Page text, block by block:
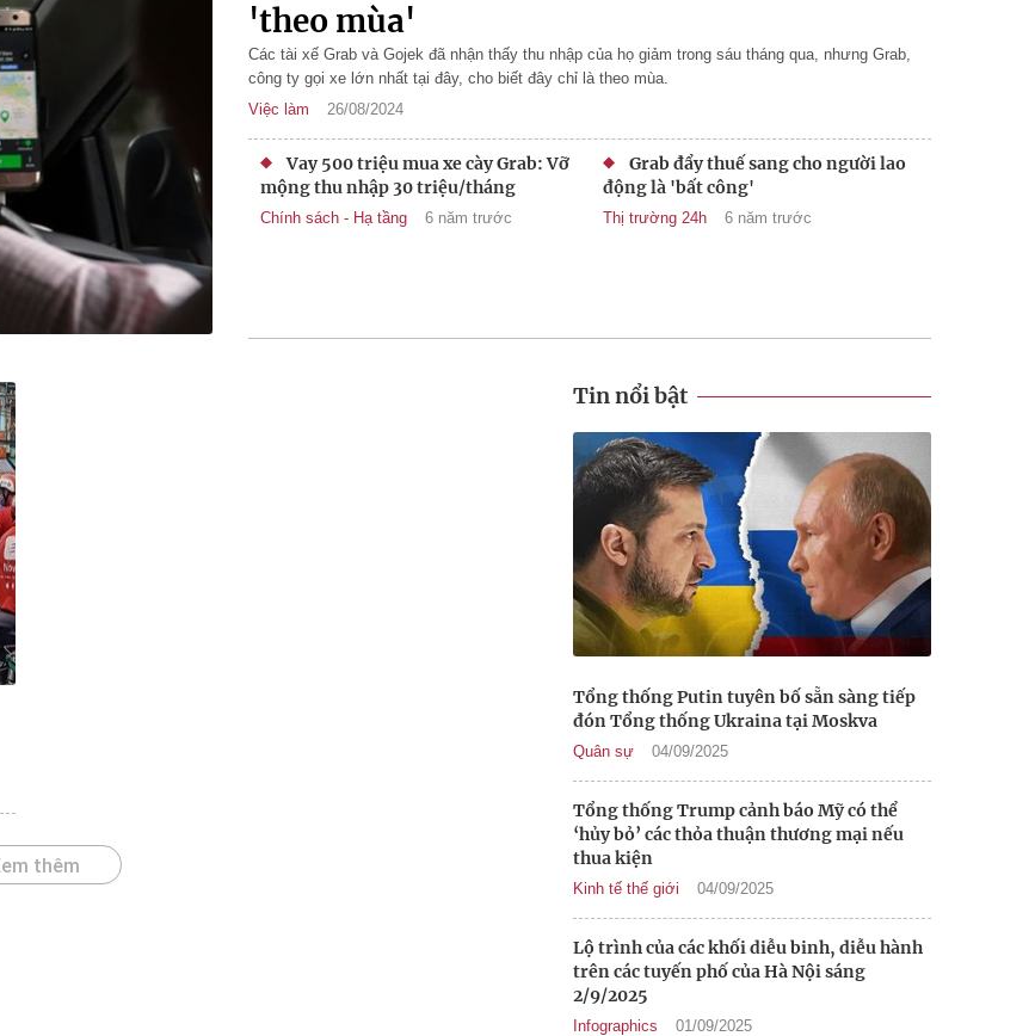
'theo mùa'
Các tài xế Grab và Gojek đã nhận thấy thu nhập của họ giảm trong sáu tháng qua, nhưng Grab,
công ty gọi xe lớn nhất tại đây, cho biết đây chỉ là theo mùa.
Việc làm
26/08/2024
Vay 500 triệu mua xe cày Grab: Vỡ
mộng thu nhập 30 triệu/tháng
Chính sách - Hạ tầng 6 năm trước
Grab đẩy thuế sang cho người lao
động là 'bất công'
Thị trường 24h 6 năm trước
thêm
Tin nổi bật
Tổng thống Putin tuyên bố sẵn sàng tiếp
đón Tổng thống Ukraina tại Moskva
Quân sự 04/09/2025
Tổng thống Trump cảnh báo Mỹ có thể
‘hủy bỏ’ các thỏa thuận thương mại nếu
thua kiện
Kinh tế thế giới 04/09/2025
Lộ trình của các khối diễu binh, diễu hành
trên các tuyến phố của Hà Nội sáng
2/9/2025
Infographics 01/09/2025